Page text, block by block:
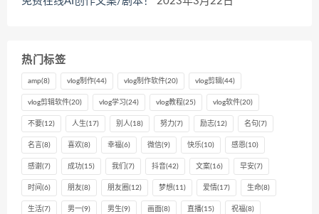
热门标签
amp(8) vlog制作(44) vlog制作软件(20) vlog剪辑(44)
vlog剪辑软件(20) vlog学习(24) vlog教程(25) vlog软件(20)
不要(12) 人生(17) 别人(18) 努力(7) 励志(12) 名句(7)
名言 (8) 喜欢(8) 幸福(6) 微信(9) 快乐(10) 感恩(10)
感谢(7) 成功(15) 我们 (7) 抖音(42) 文案(16) 早安(7)
时间 (6) 朋友(8) 朋友圈 (12) 梦想(11) 爱情(17) 生命(8)
生活(7) 男一(9) 男生(9) 画面(8) 直播(15) 祝福(8)